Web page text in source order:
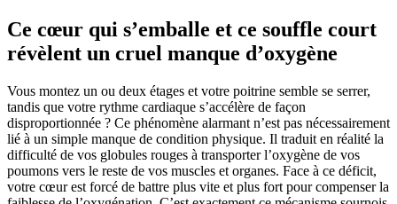
Ce cœur qui s’emballe et ce souffle court
révèlent un cruel manque d’oxygène
Vous montez un ou deux étages et votre poitrine semble se serrer,
tandis que votre rythme cardiaque s’accélère de façon
disproportionnée ? Ce phénomène alarmant n’est pas nécessairement
lié à un simple manque de condition physique. Il traduit en réalité la
difficulté de vos globules rouges à transporter l’oxygène de vos
poumons vers le reste de vos muscles et organes. Face à ce déficit,
votre cœur est forcé de battre plus vite et plus fort pour compenser la